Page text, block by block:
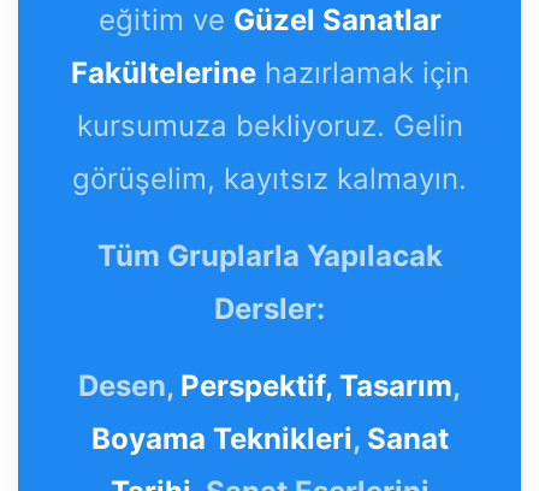
eğitim ve Güzel Sanatlar
Fakültelerinehazırlamak için
kursumuza bekliyoruz. Gelin
görüşelim, kayıtsız kalmayın.
Tüm Gruplarla Yapılacak
Dersler:
Desen, Perspektif, Tasarım,
Boyama Teknikleri, Sanat